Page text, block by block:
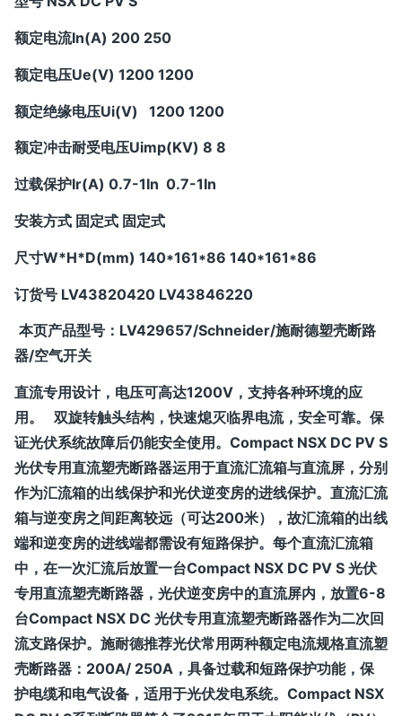
额定电流In(A) 200 250
额定电压Ue(V) 1200 1200
额定绝缘电压Ui(V) 1200 1200
额定冲击耐受电压Uimp(KV) 8 8
过载保护Ir(A) 0.7-1In 0.7-1In
安装方式 固定式 固定式
尺寸W*H*D(mm) 140*161*86 140*161*86
订货号 LV43820420 LV43846220
本页产品型号： LV429657/Schneider/施耐德塑壳断路
器/空气开关
直流专用设计，电压可高达1200V，支持各种环境的应
用。 双旋转触头结构，快速熄灭临界电流，安全可靠。保
证光伏系统故障后仍能安全使用。Compact NSX DC PV S
光伏专用直流塑壳断路器运用于直流汇流箱与直流屏，分别
作为汇流箱的出线保护和光伏逆变房的进线保护。直流汇流
箱与逆变房之间距离较远（可达200米），故汇流箱的出线
端和逆变房的进线端都需设有短路保护。每个直流汇流箱
中，在一次汇流后放置一台Compact NSX DC PV S 光伏
专用直流塑壳断路器，光伏逆变房中的直流屏内，放置6-8
台Compact NSX DC 光伏专用直流塑壳断路器作为二次回
流支路保护。施耐德推荐光伏常用两种额定电流规格直流塑
壳断路器：200A/ 250A，具备过载和短路保护功能，保
护电缆和电气设备，适用于光伏发电系统。Compact NSX